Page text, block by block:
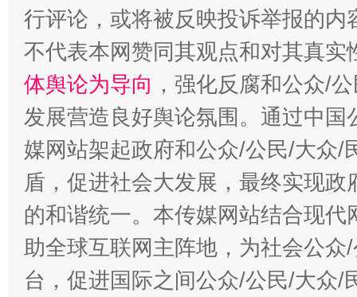
行评论，或将被反映投诉举报的
不代表本网赞同其观点和对其真实
体舆论为导向 ，强化反腐和公众/
发展营造良好舆论氛围。通过中
媒网站架起政府和公众/公民/大众/
盾，促进社会大发展，最终实现
的和谐统一。本传媒网站结合现
助全球互联网主阵地，为社会公
台，促进国际之间公众/公民/大众/